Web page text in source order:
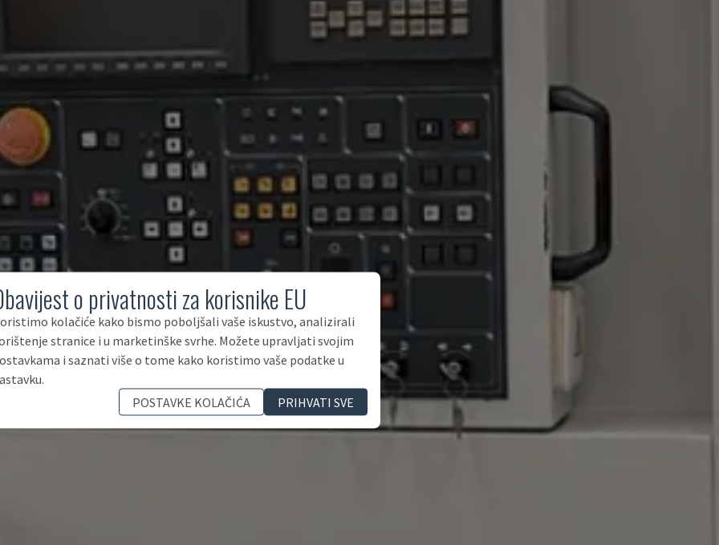
o privatnosti za korisnike EU
kolačiće kako bismo poboljšali vaše iskustvo, analizirali
stranice i u marketinške svrhe. Možete upravljati svojim
i saznati više o tome kako koristimo vaše podatke u
POSTAVKE KOLAČIĆA
PRIHVATI SVE